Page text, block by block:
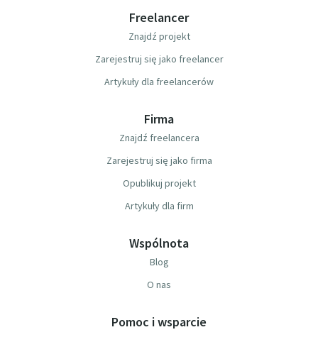
Freelancer
Znajdź projekt
Zarejestruj się jako freelancer
Artykuły dla freelancerów
Firma
Znajdź freelancera
Zarejestruj się jako firma
Opublikuj projekt
Artykuły dla firm
Wspólnota
Blog
O nas
Pomoc i wsparcie